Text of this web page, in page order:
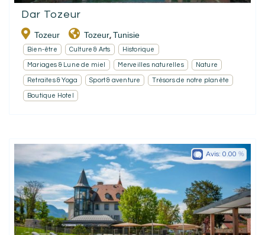
Dar Tozeur
Tozeur Tozeur, Tunisie
Bien-être Culture & Arts Historique
Mariages & Lune de miel Merveilles naturelles Nature
Retraites & Yoga Sport & aventure Trésors de notre planète
Boutique Hotel
Avis: 0.00